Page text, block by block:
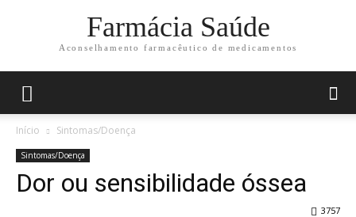
Farmácia Saúde
Aconselhamento farmacêutico de medicamentos
Início Sintomas/Doença
Sintomas/Doença
Dor ou sensibilidade óssea
3757